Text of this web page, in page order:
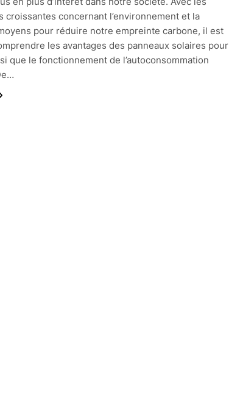
croissantes concernant l’environnement et la
pour réduire notre empreinte carbone, il est
les avantages des panneaux solaires pour
que le fonctionnement de l’autoconsommation